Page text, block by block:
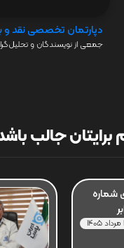
دپارتمان تخصصی نقد و
جمعی از نویسندگان و
جالب
شماره